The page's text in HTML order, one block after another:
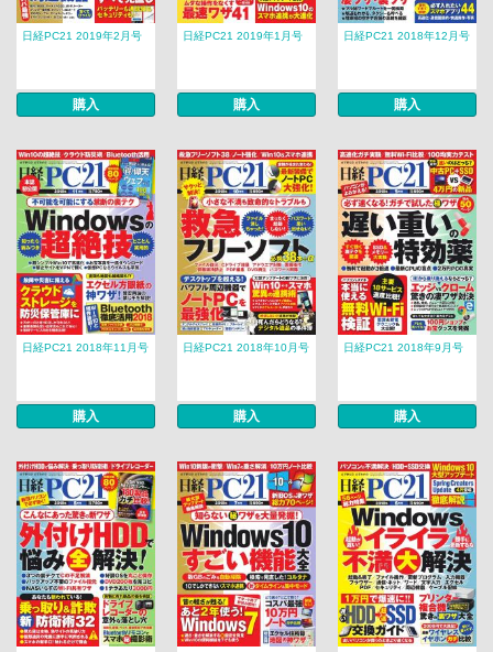
日経PC21 2019年2月号
購入
日経PC21 2019年1月号
購入
日経PC21 2018年12月号
購入
日経PC21 2018年11月号
購入
日経PC21 2018年10月号
購入
日経PC21 2018年9月号
購入